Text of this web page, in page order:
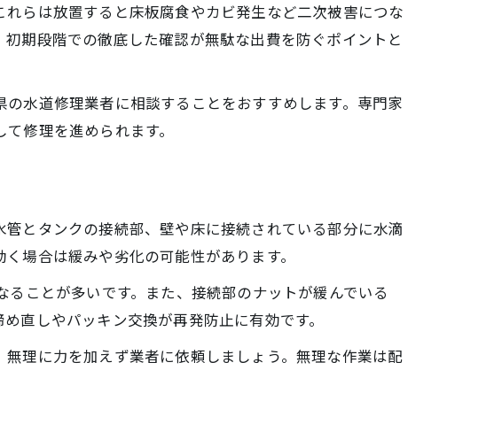
処置法
方解説
重要
方法
ト紹介
らは放置すると床板腐食やカビ発生など二次被害につな
期段階での徹底した確認が無駄な出費を防ぐポイントと
水道修理業者に相談することをおすすめします。専門家
修理を進められます。
とタンクの接続部、壁や床に接続されている部分に水滴
場合は緩みや劣化の可能性があります。
ことが多いです。また、接続部のナットが緩んでいる
直しやパッキン交換が再発防止に有効です。
理に力を加えず業者に依頼しましょう。無理な作業は配